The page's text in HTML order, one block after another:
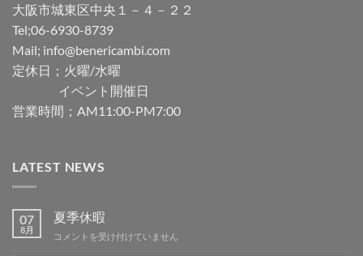
大阪市城東区中央１－４－２２
Tel;06-6930-8739
Mail; info@benericambi.com
定休日；火曜/水曜
イベント開催日
営業時間；AM11:00-PM7:00
LATEST NEWS
07
8月
夏季休暇
夏
コメントを受け付けていません